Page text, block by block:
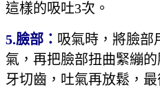
這樣的吸吐3次。
5.臉部： 吸氣時，將臉部
氣，再把臉部扭曲緊繃
牙切齒，吐氣再放鬆，